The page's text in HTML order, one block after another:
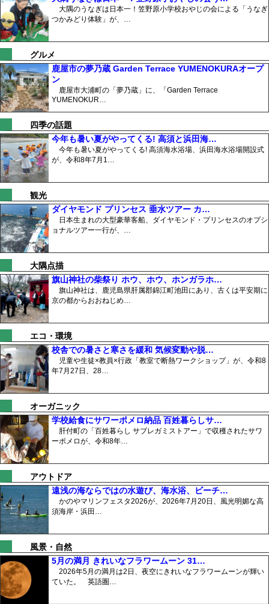
大隅のうなぎは日本一！笠野原小学校おやじの会による「うなぎ
つかみどり体験」が、…
グルメ
鹿屋市の夢乃蔵 Garden Terrace YUMENOKURAオープ
ン
鹿屋市大浦町の「夢乃蔵」に、「Garden Terrace
YUMENOKUR…
四季の話題
今年も暑い夏がやってくる! 高須と浜田海…
今年も暑い夏がやってくる! 高須海水浴場、浜田海水浴場開設式
が、令和8年7月1…
観光
ダイヤモンド プリンセス 垂水ツアー カ…
日本生まれの大型豪華客船、ダイヤモンド・プリンセスのオプシ
ョナルツアー一行が、…
大隅点描
旗山神社の柴祭り ホウ、ホウ、ホンガラホ…
旗山神社は、鹿児島県肝属郡錦江町池田にあり、古くは平安期に
京の都からおおねじめ…
エコ・環境
校舎での暑さと寒さを緩和 気候変動や脱…
児童や生徒×教員×行政「教室で断熱ワークショップ」が、令和8
年7月27日、28…
オーガニック
学校給食にサワーポメロ納品 百姓暮らしサ…
肝付町の「百姓暮らし サブレガミストアー」で収穫されたサワ
ーポメロが、令和8年…
アウトドア
遠浅の海ならではの水遊び、海水浴、ビーチ…
かのやマリンフェスタ2026が、2026年7月20日、風光明媚な高
須海岸・浜田…
風景・自然
5月の満月 きれいなフラワームーン 31…
2026年5月の満月は2日、夜空にきれいなフラワームーンが輝い
ていた。 英語圏…